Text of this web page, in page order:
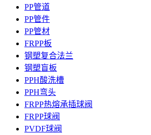
PP管道
PP管件
PP管材
FRPP板
钢塑复合法兰
钢塑盲板
PPH酸洗槽
PPH弯头
FRPP热熔承插球阀
FRPP球阀
PVDF球阀